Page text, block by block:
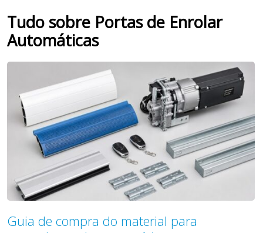
Tudo sobre Portas de Enrolar
Automáticas
Guia de compra do material para